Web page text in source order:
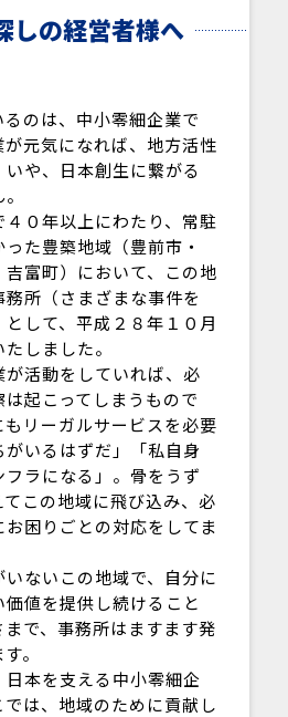
しの経営者様へ
のは、中小零細企業で
が元気になれば、地方活性
や、日本創生に繋がる
０年以上にわたり、常駐
た豊築地域（豊前市・
富町）において、この地
所（さまざまな事件を
して、平成２８年１０月
しました。
活動をしていれば、必
起こってしまうもので
もリーガルサービスを必要
がいるはずだ」「私自身
ラになる」。骨をうず
この地域に飛び込み、必
困りごとの対応をしてま
ないこの地域で、自分に
価値を提供し続けること
で、事務所はますます発
。
本を支える中小零細企
は、地域のために貢献し